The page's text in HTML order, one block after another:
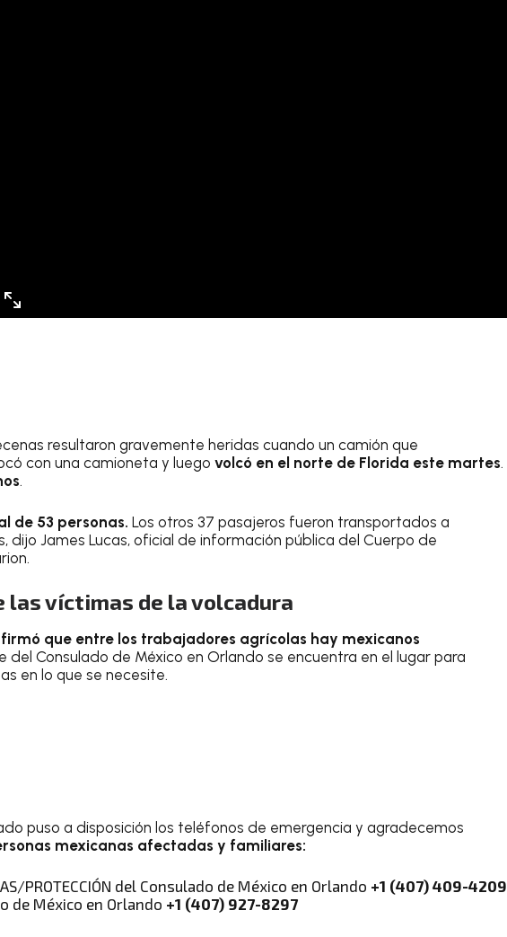
resultaron gravemente heridas cuando un camión que
con una camioneta y luego volcó en el norte de Florida este martes.
.
de 53 personas. Los otros 37 pasajeros fueron transportados a
dijo James Lucas, oficial de información pública del Cuerpo de
las víctimas de la volcadura
que entre los trabajadores agrícolas hay mexicanos
del Consulado de México en Orlando se encuentra en el lugar para
en lo que se necesite.
puso a disposición los teléfonos de emergencia y agradecemos
mexicanas afectadas y familiares:
PROTECCIÓN del Consulado de México en Orlando +1 (407) 409-4209
de México en Orlando +1 (407) 927-8297